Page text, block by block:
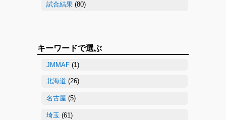
試合結果 (80)
キーワードで選ぶ
JMMAF (1)
北海道 (26)
名古屋 (5)
埼玉 (61)